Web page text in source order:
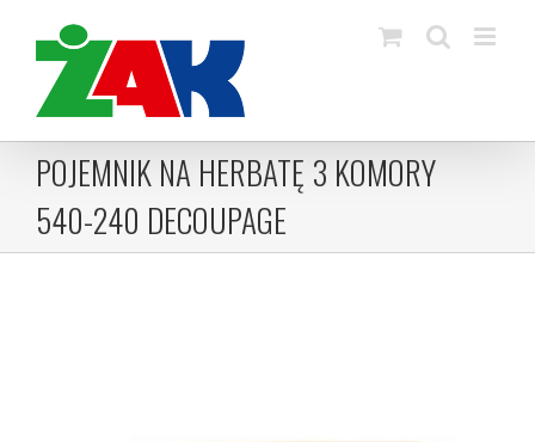
content
POJEMNIK NA HERBATĘ 3 KOMORY
540-240 DECOUPAGE